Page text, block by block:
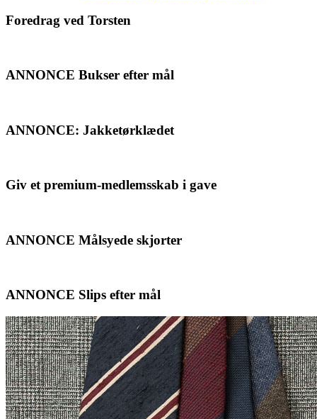
Foredrag ved Torsten
ANNONCE Bukser efter mål
ANNONCE: Jakketørklædet
Giv et premium-medlemsskab i gave
ANNONCE Målsyede skjorter
ANNONCE Slips efter mål